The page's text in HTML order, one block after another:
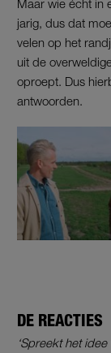
Maar wie écht in
jarig, dus dat
velen op het
uit de
oproept. Dus
antwoorden.
DE REACTIES
‘Spreekt het